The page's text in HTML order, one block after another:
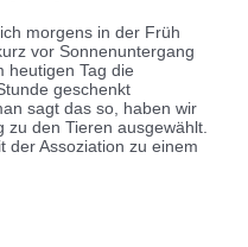
morgens in der Früh
vor Sonnenuntergang
heutigen Tag die
geschenkt
sagt das so, haben wir
den Tieren ausgewählt.
der Assoziation zu einem